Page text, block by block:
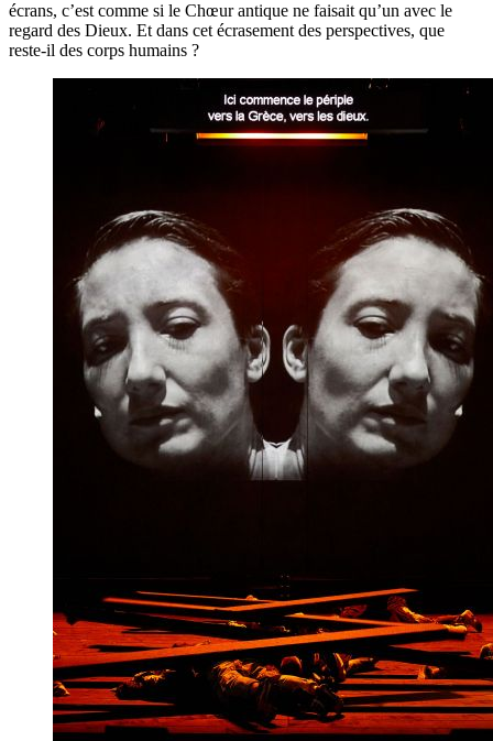
écrans, c’est comme si le Chœur antique ne faisait qu’un avec le
regard des Dieux. Et dans cet écrasement des perspectives, que
reste-il des corps humains ?